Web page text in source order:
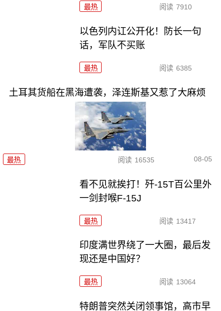
最热 阅读 7910
以色列内讧公开化！防长一句
话，军队不买账
最热 阅读 6385
土耳其货船在黑海遭袭，泽连斯基又惹了大麻烦
最热 阅读 16535 08-05
看不见就挨打！歼-15T百公里外
一剑封喉F-15J
最热 阅读 13417
印度满世界绕了一大圈，最后发
现还是中国好？
最热 阅读 13064
特朗普突然关闭领事馆，高市早